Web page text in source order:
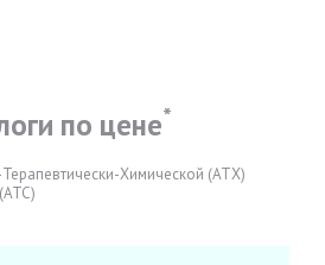
по цене*
Химической (АТХ)